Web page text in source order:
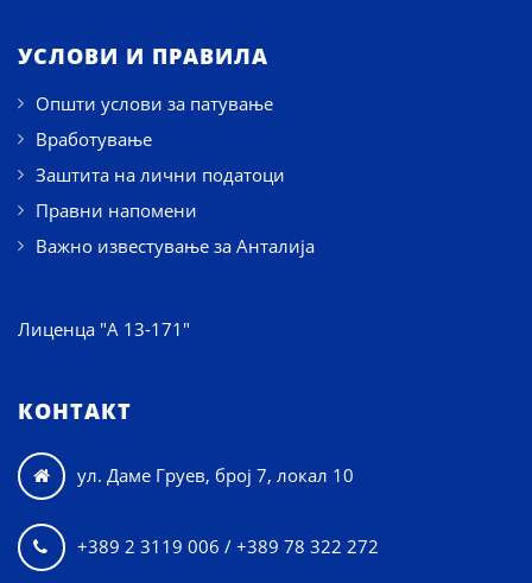
УСЛОВИ И ПРАВИЛА
Општи услови за патување
Вработување
Заштита на лични податоци
Правни напомени
Важно известување за Анталија
Лиценца "А 13-171"
КОНТАКТ
 ул. Даме Груев, број 7, локал 10
 +389 2 3119 006 / +389 78 322 272